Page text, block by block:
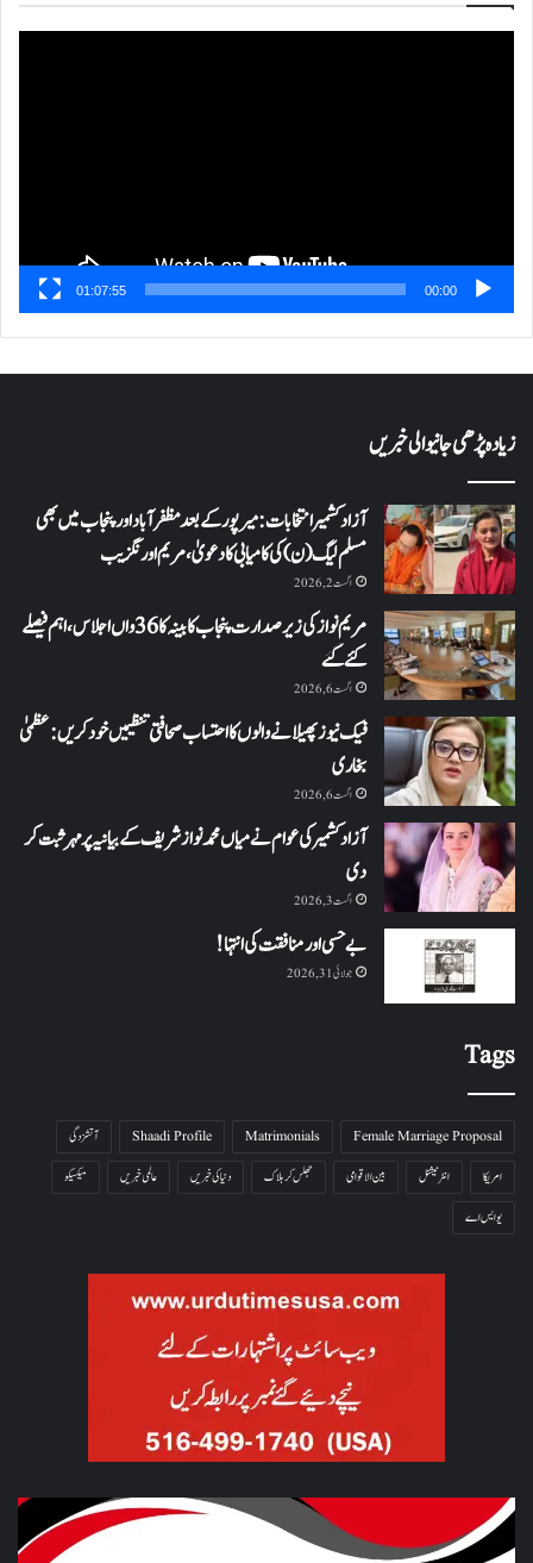
00:00
01:07:55
زیادہ پڑھی جانیوالی خبریں
آزاد کشمیر انتخابات: میرپور کے بعد مظفرآباد اور پنجاب میں بھی
مسلم لیگ (ن) کی کامیابی کا دعویٰ، مریم اورنگزیب
اگست 2, 2026
مریم نواز کی زیر صدارت پنجاب کابینہ کا 36واں اجلاس،اہم فیصلے
کئے گئے
اگست 6, 2026
فیک نیوز پھیلانے والوں کا احتساب صحافتی تنظیمیں خود کریں: عظمیٰ
بخاری
اگست 6, 2026
آزاد کشمیر کی عوام نے میاں محمد نواز شریف کے بیانیہ پر مہر ثبت کر
دی
اگست 3, 2026
بے حسی اور منافقت کی انتہا !
جولائی 31, 2026
Tags
Female Marriage Proposal
Matrimonials
Shaadi Profile
آتشزدگی
امریکا
انٹرنیشنل بین الاقوامی جھلس کر ہلاک دنیا کی خبریں عالمی خبریں
میکسیکو
یو ایس اے